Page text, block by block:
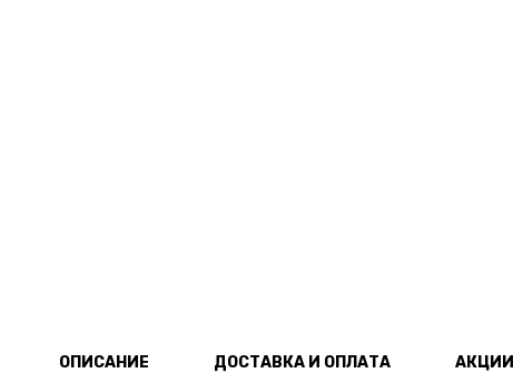
ОПИСАНИЕ ДОСТАВКА И ОПЛАТА АКЦИИ